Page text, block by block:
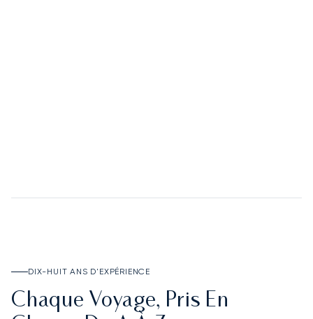
DIX-HUIT ANS D'EXPÉRIENCE
Chaque Voyage, Pris En